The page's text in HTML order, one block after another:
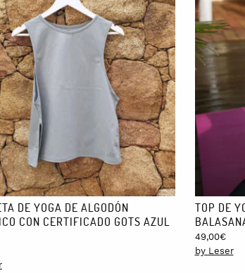
DE YOGA DE ALGODÓN
CON CERTIFICADO GOTS AZUL
TOP DE
49,00€
by Leser